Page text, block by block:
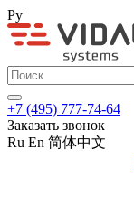
Ру
+7 (495) 777-74-64
Заказать звонок
Ru En 简体中文